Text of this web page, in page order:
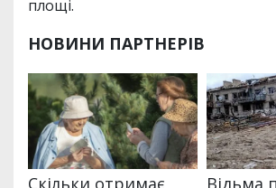
площі.